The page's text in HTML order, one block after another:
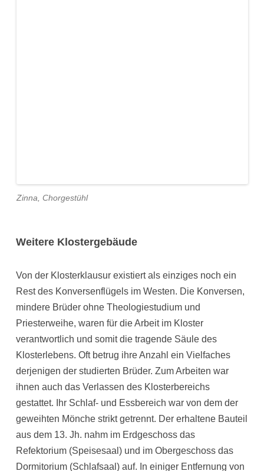
Zinna, Chorgestühl
Weitere Klostergebäude
Von der Klosterklausur existiert als einziges noch ein
Rest des Konversenflügels im Westen. Die Konversen,
mindere Brüder ohne Theologiestudium und
Priesterweihe, waren für die Arbeit im Kloster
verantwortlich und somit die tragende Säule des
Klosterlebens. Oft betrug ihre Anzahl ein Vielfaches
derjenigen der studierten Brüder. Zum Arbeiten war
ihnen auch das Verlassen des Klosterbereichs
gestattet. Ihr Schlaf- und Essbereich war von dem der
geweihten Mönche strikt getrennt. Der erhaltene Bauteil
aus dem 13. Jh. nahm im Erdgeschoss das
Refektorium (Speisesaal) und im Obergeschoss das
Dormitorium (Schlafsaal) auf. In einiger Entfernung von